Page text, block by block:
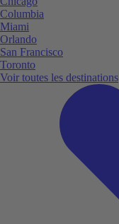
Columbia
Miami
Orlando
San Francisco
Toronto
Voir toutes les destinations